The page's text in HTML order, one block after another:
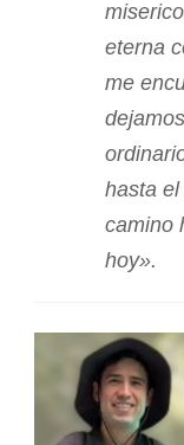
eterna
me
hasta
camino
hoy».